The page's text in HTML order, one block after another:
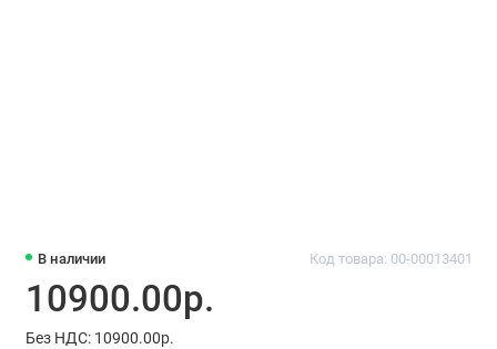
В наличии Код товара: 00-00013401
10900.00р.
Без НДС: 10900.00р.